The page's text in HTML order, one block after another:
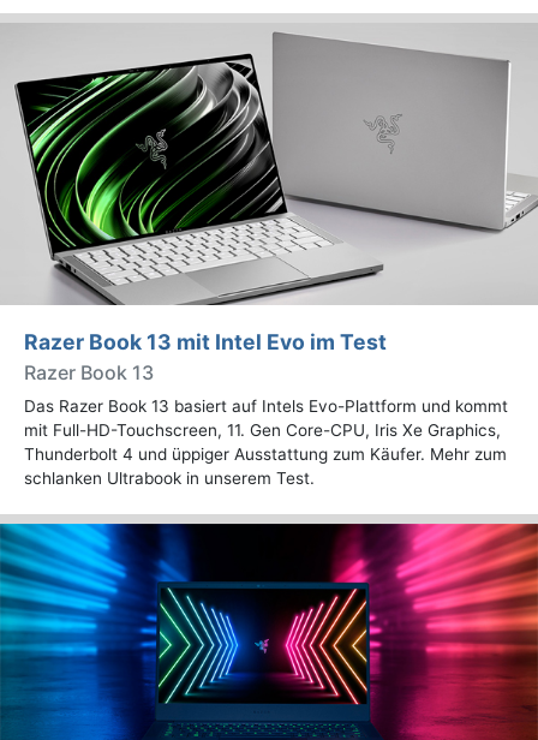
Razer Book 13 mit Intel Evo im Test
Razer Book 13
Das Razer Book 13 basiert auf Intels Evo-Plattform und kommt
mit Full-HD-Touchscreen, 11. Gen Core-CPU, Iris Xe Graphics,
Thunderbolt 4 und üppiger Ausstattung zum Käufer. Mehr zum
schlanken Ultrabook in unserem Test.